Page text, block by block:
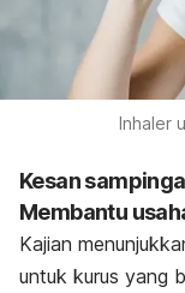
Inhaler
Kesan
Membantu
Kajian
untuk kurus yang